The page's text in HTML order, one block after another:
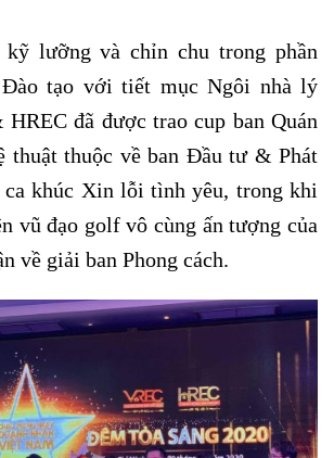
lưỡng và chỉn chu trong phần
tạo với tiết mục Ngôi nhà lý
đã được trao cup ban Quán
thuật thuộc về ban Đầu tư & Phát
khúc Xin lỗi tình yêu, trong khi
vũ đạo golf vô cùng ấn tượng của
về giải ban Phong cách.